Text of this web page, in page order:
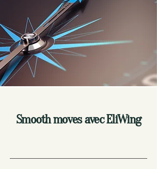
Smooth moves avec EliWing